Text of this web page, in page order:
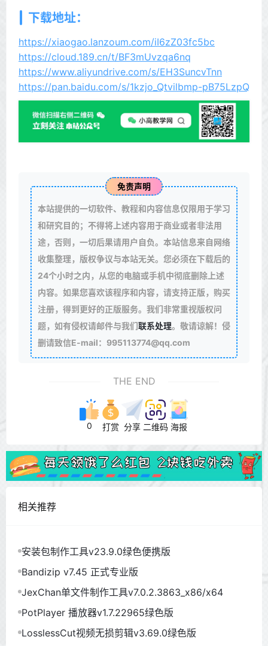
下载地址：
https://xiaogao.lanzoum.com/iI6zZ03fc5bc
https://cloud.189.cn/t/BF3mUvzqa6nq
https://www.aliyundrive.com/s/EH3SuncvTnn
https://pan.baidu.com/s/1kzjo_Qtvilbmp-pB75LzpQ
免责声明
本站提供的一切软件、教程和内容信息仅限用于学习
和研究目的；不得将上述内容用于商业或者非法用
途，否则，一切后果请用户自负。本站信息来自网络
收集整理，版权争议与本站无关。您必须在下载后的
24个小时之内，从您的电脑或手机中彻底删除上述
内容。如果您喜欢该程序和内容，请支持正版，购买
注册，得到更好的正版服务。我们非常重视版权问
题，如有侵权请邮件与我们联系处理。敬请谅解！侵
删请致信E-mail：995113774@qq.com
THE END
0 打赏 分享 二维码 海报
相关推荐
安装包制作工具v23.9.0绿色便携版
Bandizip v7.45 正式专业版
JexChan单文件制作工具v7.0.2.3863_x86/x64
PotPlayer 播放器v1.7.22965绿色版
LosslessCut视频无损剪辑v3.69.0绿色版